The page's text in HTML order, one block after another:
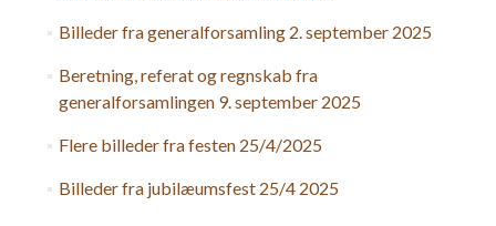
Billeder fra generalforsamling 2. september 2025
Beretning, referat og regnskab fra
generalforsamlingen 9. september 2025
Flere billeder fra festen 25/4/2025
Billeder fra jubilæumsfest 25/4 2025